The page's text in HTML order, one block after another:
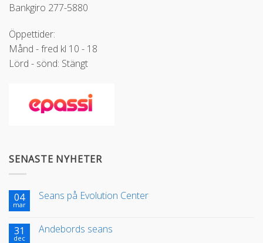
Bankgiro 277-5880
Öppettider:
Månd - fred kl 10 - 18
Lörd - sönd: Stängt
SENASTE NYHETER
04
mar
Seans på Evolution Center
31
dec
Andebords seans